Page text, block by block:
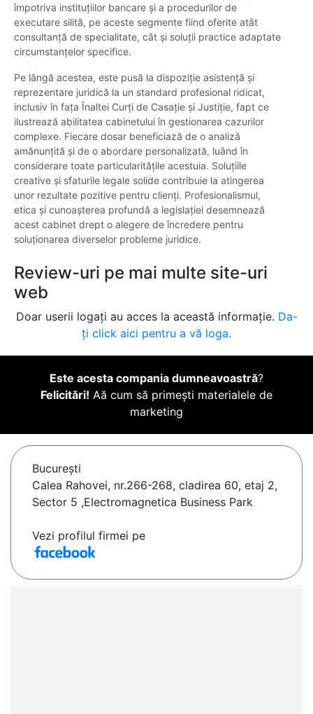
împotriva instituțiilor bancare și a procedurilor de
executare silită, pe aceste segmente fiind oferite atât
consultanță de specialitate, cât și soluții practice adaptate
circumstanțelor specifice.
Pe lângă acestea, este pusă la dispoziție asistență și
reprezentare juridică la un standard profesional ridicat,
inclusiv în fața Înaltei Curți de Casație și Justiție, fapt ce
ilustrează abilitatea cabinetului în gestionarea cazurilor
complexe. Fiecare dosar beneficiază de o analiză
amănunțită și de o abordare personalizată, luând în
considerare toate particularitățile acestuia. Soluțiile
creative și sfaturile legale solide contribuie la atingerea
unor rezultate pozitive pentru clienți. Profesionalismul,
etica și cunoașterea profundă a legislației desemnează
acest cabinet drept o alegere de încredere pentru
soluționarea diverselor probleme juridice.
Review-uri pe mai multe site-uri
web
Doar userii logați au acces la această informație. Da-
ți click aici pentru a vă loga.
Este acesta compania dumneavoastră?
Felicitări! Aă cum să primești materialele de
marketing
Bucureşti
Calea Rahovei, nr.266-268, cladirea 60, etaj 2,
Sector 5 ,Electromagnetica Business Park
Vezi profilul firmei pe